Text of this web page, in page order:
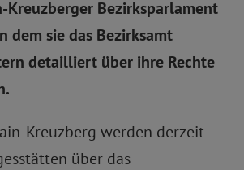
Kreuzberger Bezirksparlament
dem sie das Bezirksamt
detailliert über ihre Rechte
Kreuzberg werden derzeit
über das